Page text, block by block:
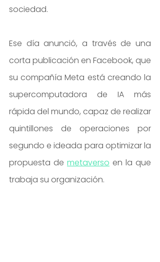
sociedad.
Ese día anunció, a través de una
corta publicación en Facebook, que
su compañía Meta está creando la
supercomputadora de IA más
rápida del mundo, capaz de realizar
quintillones de operaciones por
segundo e ideada para optimizar la
propuesta de metaverso en la que
trabaja su organización.